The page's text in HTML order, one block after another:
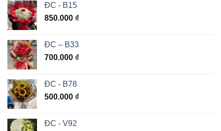
ĐC - B15
850.000 ₫
ĐC – B33
700.000 ₫
ĐC - B78
500.000 ₫
ĐC - V92